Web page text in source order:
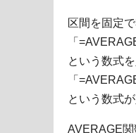
区間を固定
「
という数式
「
という数式
AVERAGE関